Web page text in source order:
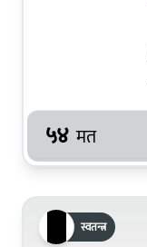
५४ मत
स्वतन्त्र